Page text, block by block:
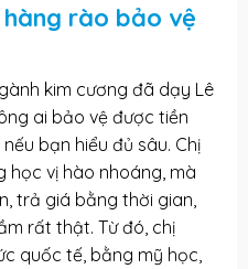
hàng rào bảo vệ
kim cương đã dạy Lê
ai bảo vệ được tiền
bạn hiểu đủ sâu. Chị
học vị hào nhoáng, mà
trả giá bằng thời gian,
rất thật. Từ đó, chị
quốc tế, bằng mỹ học,